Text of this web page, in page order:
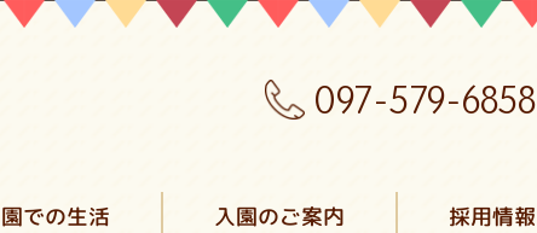
097-579-6858
園での生活 入園のご案内 採用情報